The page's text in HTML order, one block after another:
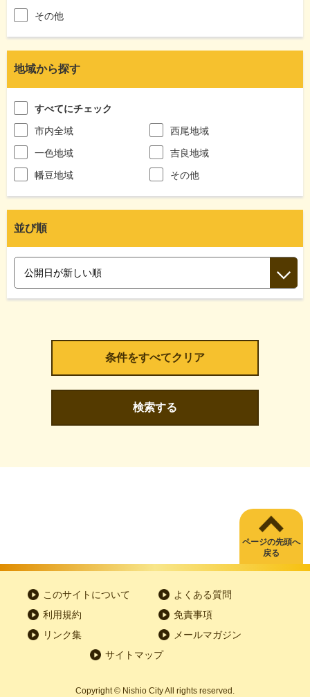
その他
地域から探す
すべてにチェック
市内全域
西尾地域
一色地域
吉良地域
幡豆地域
その他
並び順
検索する
ページの先頭へ
戻る
このサイトについて
よくある質問
利用規約
免責事項
リンク集
メールマガジン
サイトマップ
Copyright © Nishio City All rights reserved.